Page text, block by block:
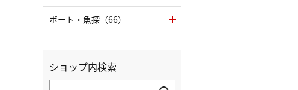
ボート・魚探（66）
ショップ内検索